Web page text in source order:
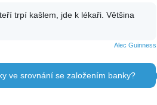
trpí kašlem, jde k lékaři. Většina
Alec Guinness
ve srovnání se založením banky?